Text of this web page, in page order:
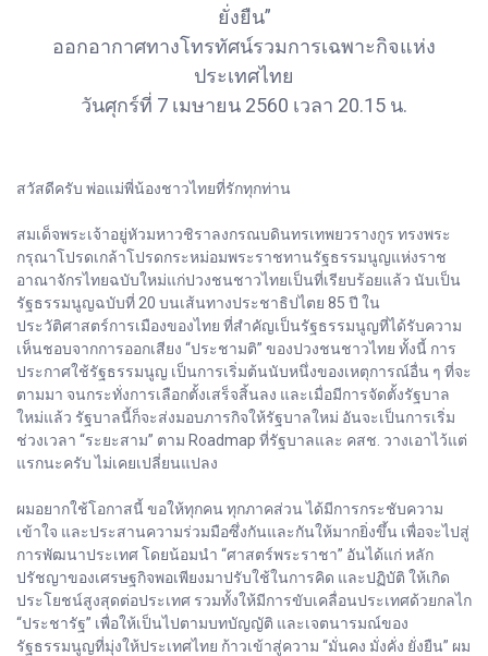
ยั่งยืน”
ออกอากาศทางโทรทัศน์รวมการเฉพาะกิจแห่ง
ประเทศไทย
วันศุกร์ที่ 7 เมษายน 2560 เวลา 20.15 น.
สวัสดีครับ พ่อแม่พี่น้องชาวไทยที่รักทุกท่าน
สมเด็จพระเจ้าอยู่หัวมหาวชิราลงกรณบดินทรเทพยวรางกูร ทรงพระ
กรุณาโปรดเกล้าโปรดกระหม่อมพระราชทานรัฐธรรมนูญแห่งราช
อาณาจักรไทยฉบับใหม่แก่ปวงชนชาวไทยเป็นที่เรียบร้อยแล้ว นับเป็น
รัฐธรรมนูญฉบับที่ 20 บนเส้นทางประชาธิปไตย 85 ปี ใน
ประวัติศาสตร์การเมืองของไทย ที่สำคัญเป็นรัฐธรรมนูญที่ได้รับความ
เห็นชอบจากการออกเสียง “ประชามติ” ของปวงชนชาวไทย ทั้งนี้ การ
ประกาศใช้รัฐธรรมนูญ เป็นการเริ่มต้นนับหนึ่งของเหตุการณ์อื่น ๆ ที่จะ
ตามมา จนกระทั่งการเลือกตั้งเสร็จสิ้นลง และเมื่อมีการจัดตั้งรัฐบาล
ใหม่แล้ว รัฐบาลนี้ก็จะส่งมอบภารกิจให้รัฐบาลใหม่ อันจะเป็นการเริ่ม
ช่วงเวลา “ระยะสาม” ตาม Roadmap ที่รัฐบาลและ คสช. วางเอาไว้แต่
แรกนะครับ ไม่เคยเปลี่ยนแปลง
ผมอยากใช้โอกาสนี้ ขอให้ทุกคน ทุกภาคส่วน ได้มีการกระชับความ
เข้าใจ และประสานความร่วมมือซึ่งกันและกันให้มากยิ่งขึ้น เพื่อจะไปสู่
การพัฒนาประเทศ โดยน้อมนำ “ศาสตร์พระราชา” อันได้แก่ หลัก
ปรัชญาของเศรษฐกิจพอเพียงมาปรับใช้ในการคิด และปฏิบัติ ให้เกิด
ประโยชน์สูงสุดต่อประเทศ รวมทั้งให้มีการขับเคลื่อนประเทศด้วยกลไก
“ประชารัฐ” เพื่อให้เป็นไปตามบทบัญญัติ และเจตนารมณ์ของ
รัฐธรรมนูญที่มุ่งให้ประเทศไทย ก้าวเข้าสู่ความ “มั่นคง มั่งคั่ง ยั่งยืน” ผม